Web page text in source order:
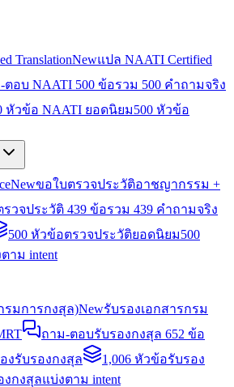
TranslationNewแปล NAATI Certified
ตอบ NAATI 500 ข้อรวม 500 คำถามจริง
หัวข้อ NAATI ยอดนิยม500 หัวข้อ
Newขอใบตรวจประวัติอาชญากรรม +
วจประวัติ 439 ข้อรวม 439 คำถามจริง
500 หัวข้อตรวจประวัติยอดนิยม500
าม intent
รมการกงสุล)Newรับรองเอกสารกรม
ถาม-ตอบรับรองกงสุล 652 ข้อ
งรับรองกงสุล
1,006 หัวข้อรับรอง
งกงสุลแบ่งตาม intent